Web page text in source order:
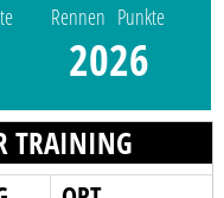
Rennen Punkte
2026
TRAINING